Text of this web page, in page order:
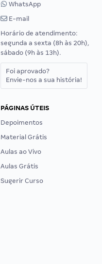
WhatsApp
E-mail
Horário de atendimento:
segunda a sexta (8h às 20h),
sábado (9h às 13h).
Foi aprovado?
Envie-nos a sua história!
PÁGINAS ÚTEIS
Depoimentos
Material Grátis
Aulas ao Vivo
Aulas Grátis
Sugerir Curso